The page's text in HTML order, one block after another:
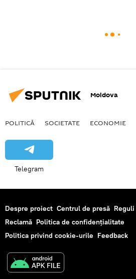
Moldova
POLITICĂ SOCIETATE ECONOMIE
Telegram
Despre proiect Centrul de presă Reguli
Reclamă Politica de confidențialitate
Politica privind cookie-urile Feedback